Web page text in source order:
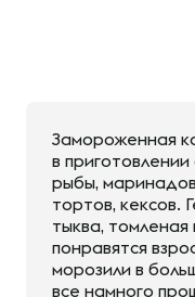
Замороженная
в
рыбы,
тортов, кексов.
тыква, томленая
понравятся
морозили в
все намного